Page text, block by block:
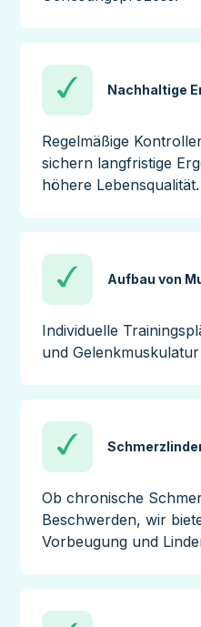
Nachhaltige
Regelmäßige
sichern langfristige
höhere Lebensqualität.
Aufbau von
Individuelle
und
Ob chronische
Beschwerden, wir
Vorbeugung und